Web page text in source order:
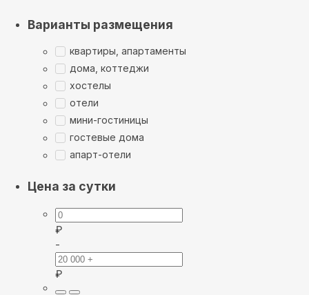
Варианты размещения
квартиры, апартаменты
дома, коттеджи
хостелы
отели
мини-гостиницы
гостевые дома
апарт-отели
Цена за сутки
₽
-
₽